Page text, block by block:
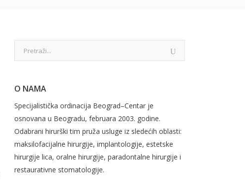
O NAMA
Specijalistička ordinacija Beograd–Centar je
osnovana u Beogradu, februara 2003. godine.
Odabrani hirurški tim pruža usluge iz sledećih oblasti:
maksilofacijalne hirurgije, implantologije, estetske
hirurgije lica, oralne hirurgije, paradontalne hirurgije i
restaurativne stomatologije.